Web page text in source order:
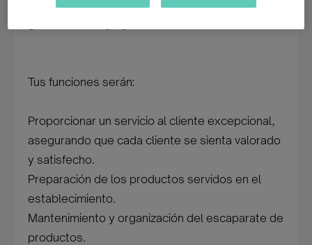
tiendas de Alicante y buscamos, ante todo,
Tus funciones serán:
Proporcionar un servicio al cliente excepcional,
asegurando que cada cliente se sienta valorado
y satisfecho.
Preparación de los productos servidos en el
establecimiento.
Mantenimiento y organización del escaparate de
productos.